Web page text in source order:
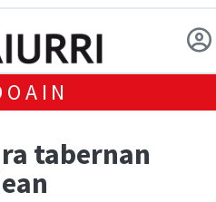
tabernan